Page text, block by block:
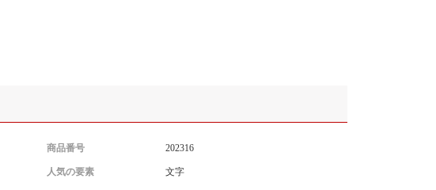
商品番号 202316
人気の要素 文字